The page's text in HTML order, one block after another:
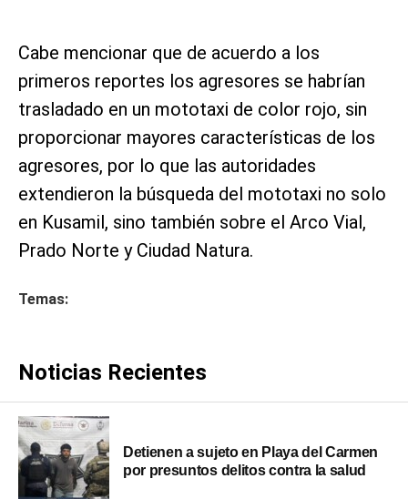
Cabe mencionar que de acuerdo a los
primeros reportes los agresores se habrían
trasladado en un mototaxi de color rojo, sin
proporcionar mayores características de los
agresores, por lo que las autoridades
extendieron la búsqueda del mototaxi no solo
en Kusamil, sino también sobre el Arco Vial,
Prado Norte y Ciudad Natura.
Temas:
Noticias Recientes
Detienen a sujeto en Playa del Carmen
por presuntos delitos contra la salud